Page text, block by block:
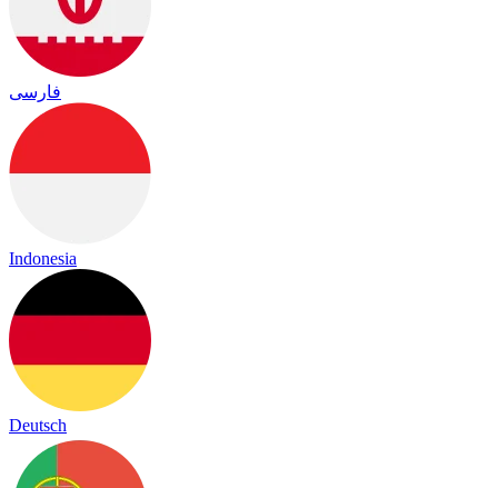
فارسی
Indonesia
Deutsch